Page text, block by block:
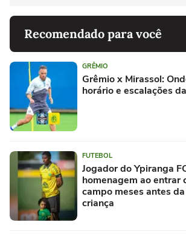
Recomendado para você
GRÊMIO
Grêmio x Mirassol:
horário e escalações
FUTEBOL
Jogador do Ypiranga
homenagem ao entrar
campo meses antes
criança